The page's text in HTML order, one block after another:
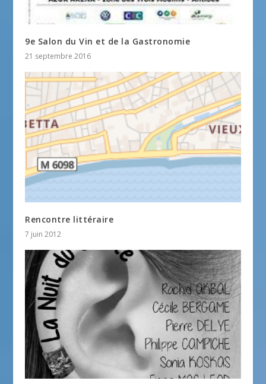
9e Salon du Vin et de la Gastronomie
21 septembre 2016
Rencontre littéraire
7 juin 2012